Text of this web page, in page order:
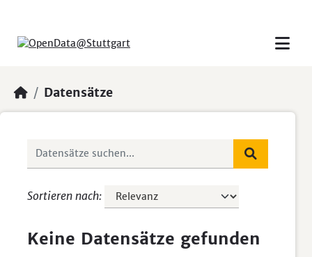
Datensätze
Sortieren nach
Keine Datensätze gefunden